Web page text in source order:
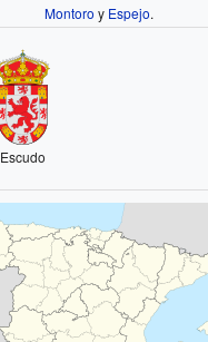
Montoro y Espejo.
Escudo